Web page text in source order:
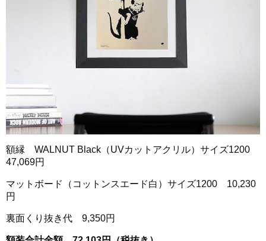
額縁 WALNUT Black（UVカットアクリル）サイズ1200
47,069円
マットボード（コットンスエード白）サイズ1200 10,230
円
裏面くり抜き代 9,350円